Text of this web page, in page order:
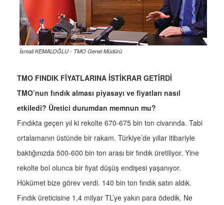
İsmail KEMALOĞLU - TMO Genel Müdürü
TMO FINDIK FİYATLARINA İSTİKRAR GETİRDİ
TMO’nun fındık alması piyasayı ve fiyatları nasıl
etkiledi? Üretici durumdan memnun mu?
Fındıkta geçen yıl ki rekolte 670-675 bin ton civarında. Tabi
ortalamanın üstünde bir rakam. Türkiye’de yıllar itibariyle
baktığınızda 500-600 bin ton arası bir fındık üretiliyor. Yine
rekolte bol olunca bir fiyat düşüş endişesi yaşanıyor.
Hükümet bize görev verdi. 140 bin ton fındık satın aldık.
Fındık üreticisine 1,4 milyar TL’ye yakın para ödedik. Ne